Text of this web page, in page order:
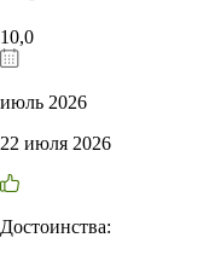
10,0
июль 2026
22 июля 2026
Достоинства: